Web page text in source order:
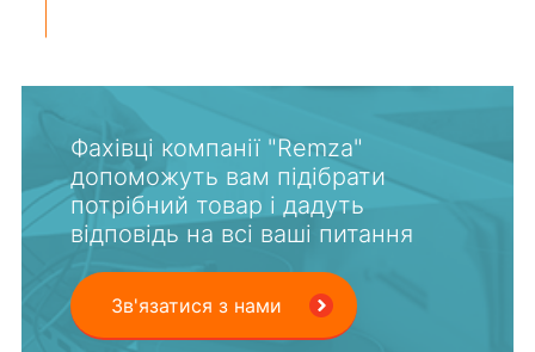
Фахівці компанії "Remza"
допоможуть вам підібрати
потрібний товар і дадуть
відповідь на всі ваші питання
Зв'язатися з нами